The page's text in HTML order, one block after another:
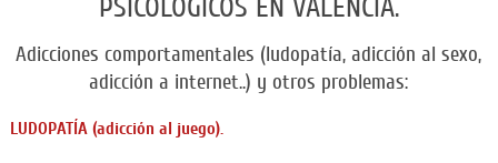
PSICOLÓGICOS EN VALENCIA.
Adicciones comportamentales (ludopatía, adicción al sexo,
adicción a internet..) y otros problemas:
LUDOPATÍA (adicción al juego).